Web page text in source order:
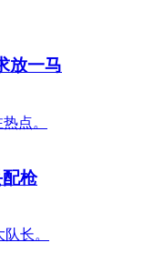
放一马
点。
枪
长。